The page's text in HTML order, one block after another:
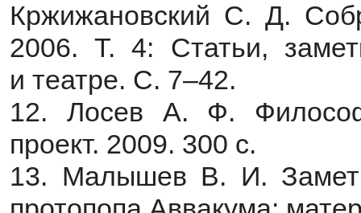
Кржижановский С. Д.
2006. Т. 4: Статьи,
и театре. С. 7–42.
12. Лосев А. Ф.
проект. 2009. 300 с.
13. Малышев В. И.